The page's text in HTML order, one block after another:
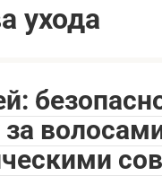
ухода
за